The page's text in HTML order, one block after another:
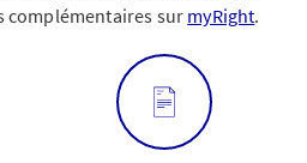
complémentaires sur myRight.